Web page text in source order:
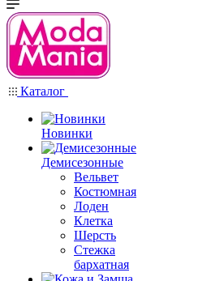
Каталог
Новинки
Демисезонные
Вельвет
Костюмная
Лоден
Клетка
Шерсть
Стежка
бархатная